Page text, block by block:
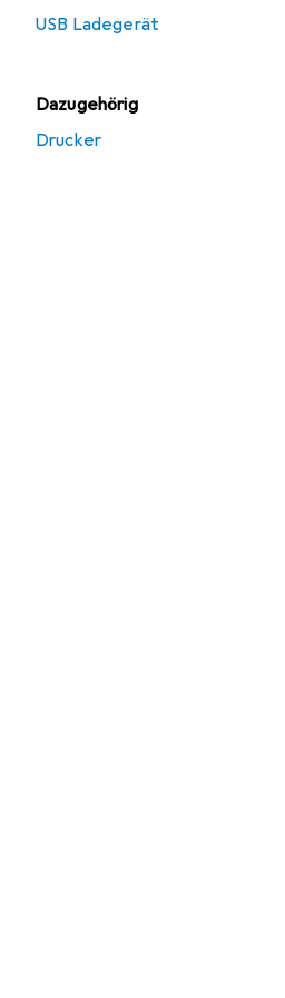
USB Ladegerät
Dazugehörig
Drucker